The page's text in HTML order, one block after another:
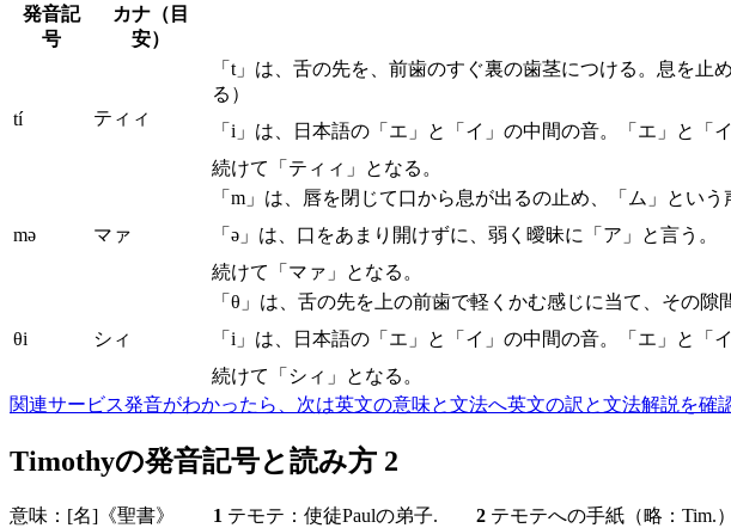
発音記
号
カナ（目
安）
tí ティィ
「t」は、舌の先を、前歯のすぐ裏の歯茎につける。息を
る）
「i」は、日本語の「エ」と「イ」の中間の音。「エ」と「
続けて「ティィ」となる。
mə マァ
「m」は、唇を閉じて口から息が出るの止め、「ム」という
「ə」は、口をあまり開けずに、弱く曖昧に「ア」と言う。
続けて「マァ」となる。
θi シィ
「θ」は、舌の先を上の前歯で軽くかむ感じに当て、その
「i」は、日本語の「エ」と「イ」の中間の音。「エ」と「
続けて「シィ」となる。
関連サービス発音がわかったら、次は英文の意味と文法へ英文の訳と文法解説を確
Timothyの発音記号と読み方 2
意味： [名] 《聖書》 1 テモテ：使徒Paulの弟子. 2 テモテへの手紙（略：Tim.